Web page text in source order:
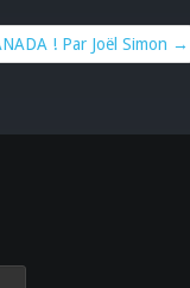
! Par Joël Simon →